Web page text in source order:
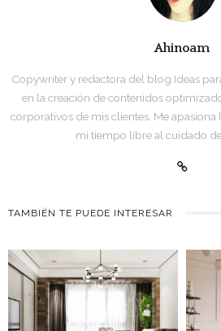
Ahinoam
Copywriter y redactora del blog Ideas
en la creación de contenidos
corporativos de mis clientes. Me
mi tiempo libre al cuidado
TAMBIÉN TE PUEDE INTERESAR